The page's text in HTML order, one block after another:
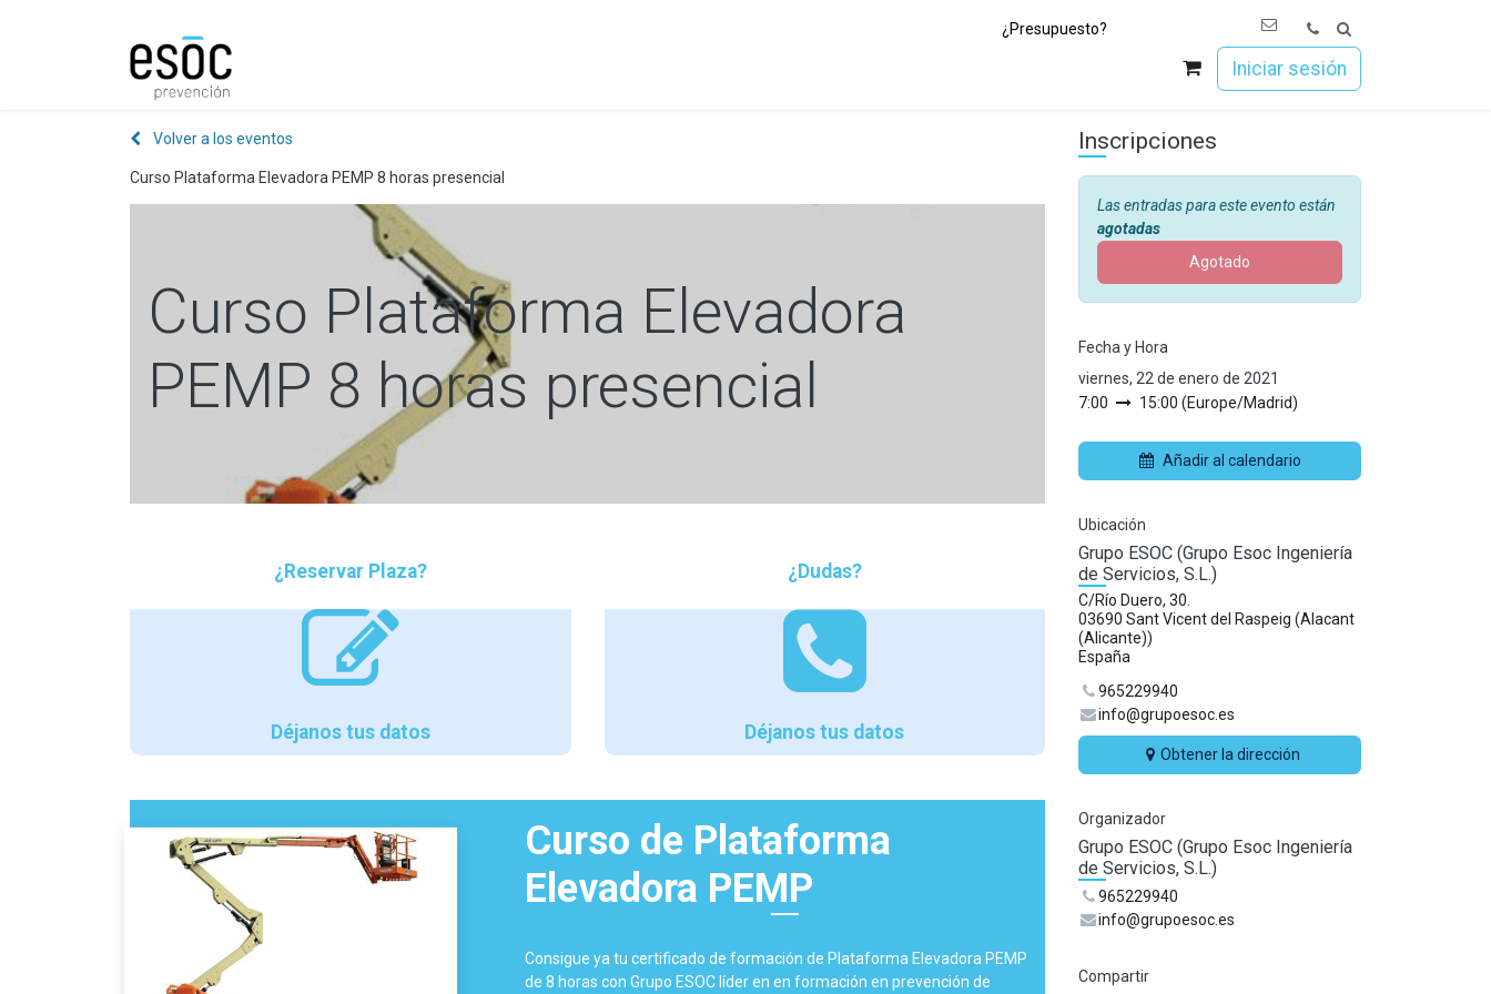
¿Presupuesto?
Iniciar sesión
Volver a los eventos
Curso Plataforma Elevadora PEMP 8 horas presencial
Curso Plataforma Elevadora
PEMP 8 horas presencial
¿Reservar Plaza?
Déjanos tus datos
¿Dudas?
Déjanos tus datos
Curso de Plataforma
Elevadora PEMP
Consigue ya tu certificado de formación de Plataforma Elevadora PEMP
de 8 horas con Grupo ESOC líder en en formación en prevención de
Inscripciones
Las entradas para este evento están
agotadas
Agotado
Fecha y Hora
viernes, 22 de enero de 2021
7:00
15:00 (Europe/Madrid)
Añadir al calendario
Ubicación
Grupo ESOC (Grupo Esoc Ingeniería
de Servicios, S.L.)
C/Río Duero, 30.
03690 Sant Vicent del Raspeig (Alacant
(Alicante))
España
965229940
info@grupoesoc.es
Obtener la dirección
Organizador
Grupo ESOC (Grupo Esoc Ingeniería
de Servicios, S.L.)
965229940
info@grupoesoc.es
Compartir